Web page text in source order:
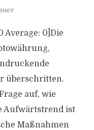
Average: 0]Die
überschritten.
auf, wie
Aufwärtstrend ist
Maßnahmen